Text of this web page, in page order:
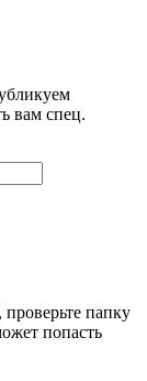
вам спец.
папку
попасть